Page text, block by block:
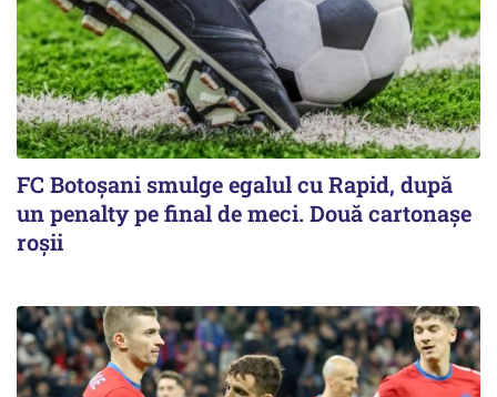
FC Botoşani smulge egalul cu Rapid, după
un penalty pe final de meci. Două cartonaşe
roşii